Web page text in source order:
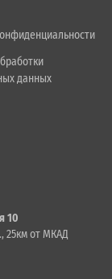
данных
10
25км от МКАД